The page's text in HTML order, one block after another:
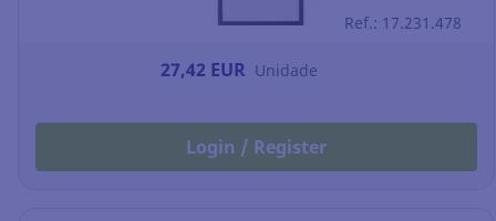
plata - Pack de 5
Ref.: 17.231.478
27,42 EUR Unidade
Login / Register